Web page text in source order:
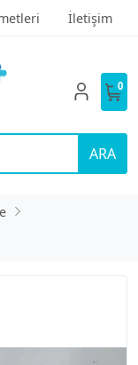
İletişim
ARA
0